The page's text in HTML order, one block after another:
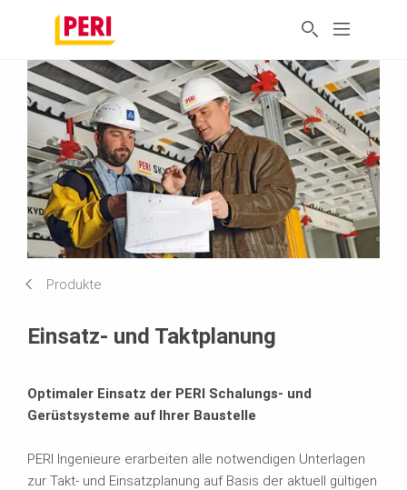
Produkte
Einsatz- und Taktplanung
Optimaler Einsatz der PERI Schalungs- und
Gerüstsysteme auf Ihrer Baustelle
PERI Ingenieure erarbeiten alle notwendigen Unterlagen
zur Takt- und Einsatzplanung auf Basis der aktuell gültigen